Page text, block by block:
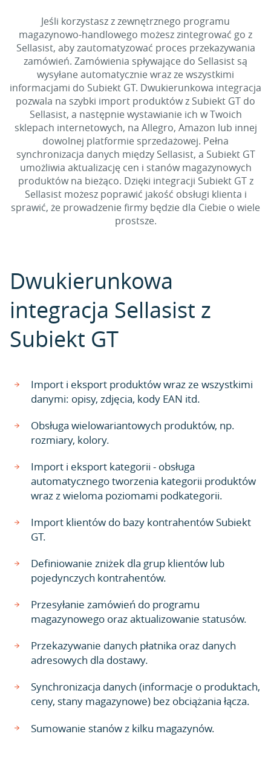
Jeśli korzystasz z zewnętrznego programu
magazynowo-handlowego możesz zintegrować go z
Sellasist, aby zautomatyzować proces przekazywania
zamówień. Zamówienia spływające do Sellasist są
wysyłane automatycznie wraz ze wszystkimi
informacjami do Subiekt GT. Dwukierunkowa integracja
pozwala na szybki import produktów z Subiekt GT do
Sellasist, a następnie wystawianie ich w Twoich
sklepach internetowych, na Allegro, Amazon lub innej
dowolnej platformie sprzedażowej. Pełna
synchronizacja danych między Sellasist, a Subiekt GT
umożliwia aktualizację cen i stanów magazynowych
produktów na bieżąco. Dzięki integracji Subiekt GT z
Sellasist możesz poprawić jakość obsługi klienta i
sprawić, że prowadzenie firmy będzie dla Ciebie o wiele
prostsze.
Dwukierunkowa
integracja Sellasist z
Subiekt GT
Import i eksport produktów wraz ze wszystkimi
danymi: opisy, zdjęcia, kody EAN itd.
Obsługa wielowariantowych produktów, np.
rozmiary, kolory.
Import i eksport kategorii - obsługa
automatycznego tworzenia kategorii produktów
wraz z wieloma poziomami podkategorii.
Import klientów do bazy kontrahentów Subiekt
GT.
Definiowanie zniżek dla grup klientów lub
pojedynczych kontrahentów.
Przesyłanie zamówień do programu
magazynowego oraz aktualizowanie statusów.
Przekazywanie danych płatnika oraz danych
adresowych dla dostawy.
Synchronizacja danych (informacje o produktach,
ceny, stany magazynowe) bez obciążania łącza.
Sumowanie stanów z kilku magazynów.